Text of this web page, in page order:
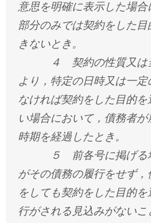
意思を明確に表示した場
部分のみでは契約をした
きないとき。
４ 契約の性質又は当
より，特定の日時又は一
なければ契約をした目的
い場合において，債務者
時期を経過したとき。
５ 前各号に掲げる場
がその債務の履行をせず
をしても契約をした目的
行がされる見込みがない